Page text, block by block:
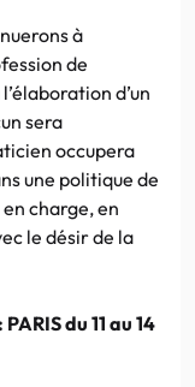
à
de
d’un
sera
occupera
une politique de
charge, en
le désir de la
du 11 au 14